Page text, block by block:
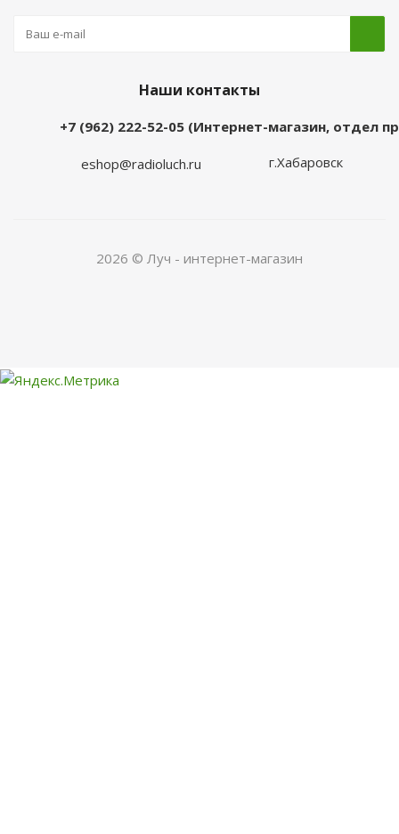
Наши контакты
+7 (962) 222-52-05 (Интернет-магазин, отдел
eshop@radioluch.ru г.Хабаровск
2026 © Луч - интернет-магазин